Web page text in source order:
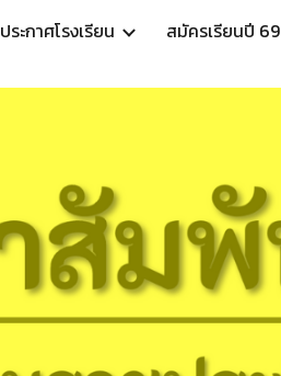
Skip to navigation
ประกาศโรงเรียน สมัครเรียนปี 69